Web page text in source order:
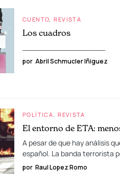
CUENTO REVISTA
Los cuadros
por Abril Schmucler Iñiguez
POLÍTICA REVISTA
El entorno de ETA:
A pesar de que hay análisis
español. La banda terrorista
por Raul Lopez Romo